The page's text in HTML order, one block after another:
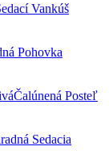
Vankúš
Pohovka
Čalúnená Posteľ
Sedacia